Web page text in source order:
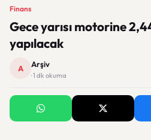
Finans
Gece yarısı motorine
yapılacak
A Arşiv
· 1 dk okuma